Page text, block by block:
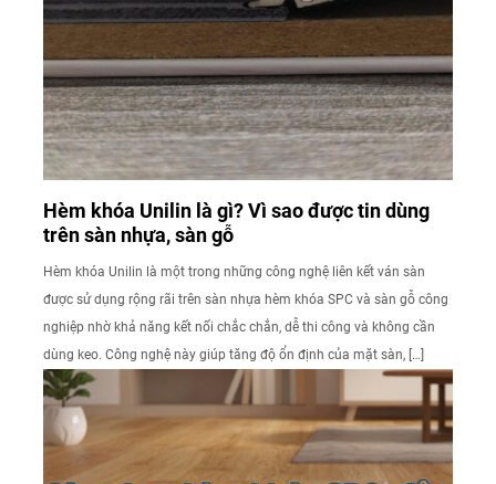
Hèm khóa Unilin là gì? Vì sao được tin dùng
trên sàn nhựa, sàn gỗ
Hèm khóa Unilin là một trong những công nghệ liên kết ván sàn
được sử dụng rộng rãi trên sàn nhựa hèm khóa SPC và sàn gỗ công
nghiệp nhờ khả năng kết nối chắc chắn, dễ thi công và không cần
dùng keo. Công nghệ này giúp tăng độ ổn định của mặt sàn, […]